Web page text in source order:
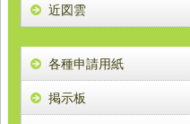
近図雲
各種申請用紙
掲示板